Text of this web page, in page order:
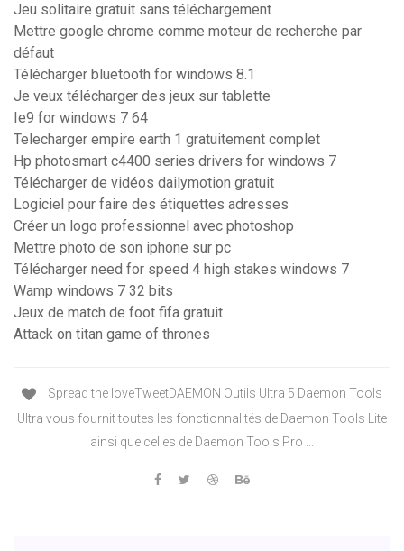
Jeu solitaire gratuit sans téléchargement
Mettre google chrome comme moteur de recherche par
défaut
Télécharger bluetooth for windows 8.1
Je veux télécharger des jeux sur tablette
Ie9 for windows 7 64
Telecharger empire earth 1 gratuitement complet
Hp photosmart c4400 series drivers for windows 7
Télécharger de vidéos dailymotion gratuit
Logiciel pour faire des étiquettes adresses
Créer un logo professionnel avec photoshop
Mettre photo de son iphone sur pc
Télécharger need for speed 4 high stakes windows 7
Wamp windows 7 32 bits
Jeux de match de foot fifa gratuit
Attack on titan game of thrones
Spread the loveTweetDAEMON Outils Ultra 5 Daemon Tools
Ultra vous fournit toutes les fonctionnalités de Daemon Tools Lite
ainsi que celles de Daemon Tools Pro ...